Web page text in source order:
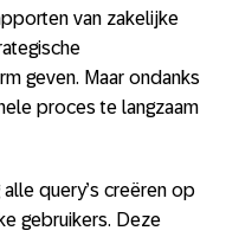
van zakelijke
geven. Maar ondanks
proces te langzaam
query’s creëren op
gebruikers. Deze